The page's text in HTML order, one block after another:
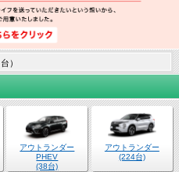
台）
アウトランダー
PHEV
(38台)
アウトランダー
(224台)